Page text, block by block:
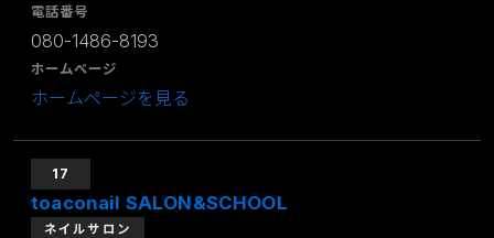
電話番号
080-1486-8193
ホームページ
ホームページを見る
17
toaconail SALON&SCHOOL
ネイルサロン